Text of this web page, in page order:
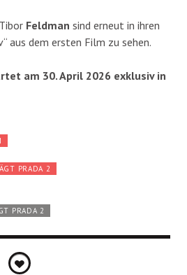
Feldman sind erneut in ihren
aus dem ersten Film zu sehen.
am 30. April 2026 exklusiv in
PRADA 2
PRADA 2